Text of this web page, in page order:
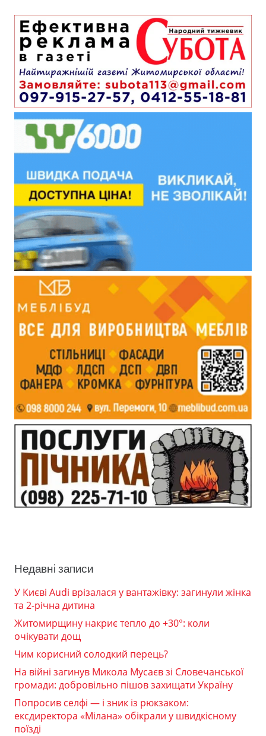
Недавні записи
У Києві Audi врізалася у вантажівку: загинули жінка
та 2-річна дитина
Житомирщину накриє тепло до +30°: коли
очікувати дощ
Чим корисний солодкий перець?
На війні загинув Микола Мусаєв зі Словечанської
громади: добровільно пішов захищати Україну
Попросив селфі — і зник із рюкзаком:
ексдиректора «Мілана» обікрали у швидкісному
поїзді